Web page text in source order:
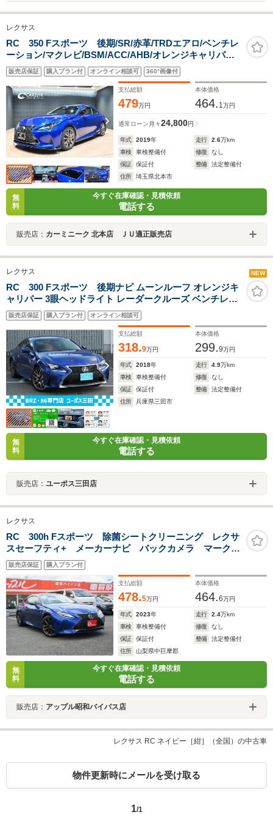
レクサス
RC 350 Fスポーツ 後期/SR/赤革/TRDエアロ/ベンチレ
ーション/マクレビ/BSM/ACC/AHB/オレンジキャリパー/3
眼LEDライト/純正ナビ/フルセグ/Bカメラ/
販売店保証 購入プラン付 オンライン相談可 360°画像付
支払総額
479万円
本体価格
464. 1 万円
通常ローン 月々24,800円
年式 2019年 走行 2.6万km
車検
車検整備付 修復
なし
保証
保証付 整備
法定整備付
住所
埼玉県北本市
無
料
今すぐ在庫確認・見積依頼
電話する
販売店： カーミニーク 北本店 ＪＵ適正販売店
レクサス NEW
RC 300 Fスポーツ 後期ナビ ムーンルーフ オレンジキ
ャリパー 3眼ヘッドライト レーダークルーズ ベンチレー
ションシート パワーシート ステアリングヒーター 純正19
インチAW
販売店保証 購入プラン付 オンライン相談可
支払総額
318.9万円
本体価格
299.9万円
年式 2018年 走行 4.9万km
車検
車検整備付 修復
なし
保証
保証付 整備
法定整備付
住所
兵庫県三田市
無
料
今すぐ在庫確認・見積依頼
電話する
販売店： ユーポス三田店
レクサス
RC 300h Fスポーツ 除菌シートクリーニング レクサ
スセーフティ+ メーカーナビ バックカメラ マークレ
ビンソン フルセグTV Bluetooth 黒革シート パワー
シート BSM LEDライト ETC プッシュスタート
販売店保証 購入プラン付
支払総額
478.5万円
本体価格
464.6万円
年式 2023年 走行 2.4万km
車検
車検整備付 修復
なし
保証
保証付 整備
法定整備付
住所
山梨県中巨摩郡
無
料
今すぐ在庫確認・見積依頼
電話する
販売店： アップル昭和バイパス店
レクサス RC ネイビー［紺］（全国）の中古車
物件更新時にメールを受け取る
1/1